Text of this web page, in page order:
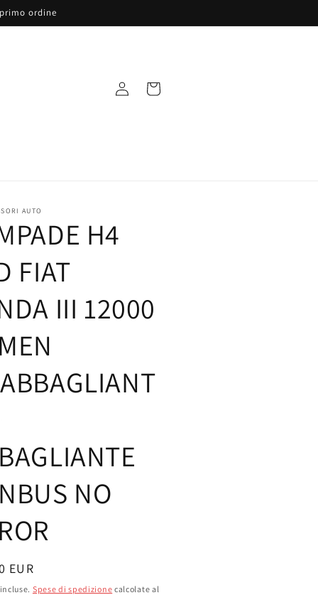
ordine
Accedi Carrello
AUTO
H4
FIAT
III 12000
NO
EUR
Spese di spedizione calcolate al